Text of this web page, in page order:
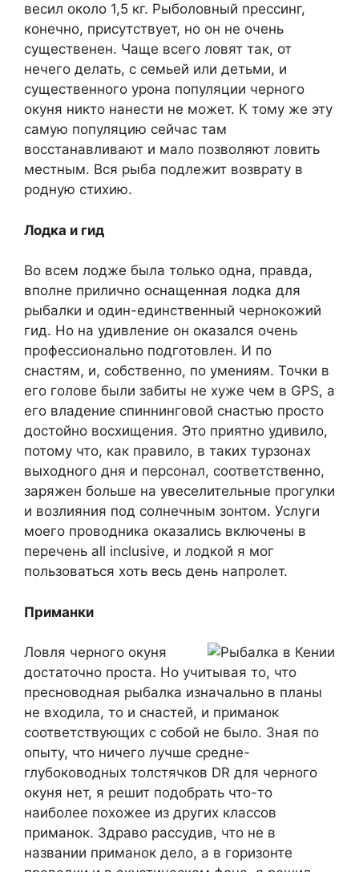
весил около 1,5 кг. Рыболовный прессинг,
конечно, присутствует, но он не очень
существенен. Чаще всего ловят так, от
нечего делать, с семьей или детьми, и
существенного урона популяции черного
окуня никто нанести не может. К тому же эту
самую популяцию сейчас там
восстанавливают и мало позволяют ловить
местным. Вся рыба подлежит возврату в
родную стихию.
Лодка и гид
Во всем лодже была только одна, правда,
вполне прилично оснащенная лодка для
рыбалки и один-единственный чернокожий
гид. Но на удивление он оказался очень
профессионально подготовлен. И по
снастям, и, собственно, по умениям. Точки в
его голове были забиты не хуже чем в GPS, а
его владение спиннинговой снастью просто
достойно восхищения. Это приятно удивило,
потому что, как правило, в таких турзонах
выходного дня и персонал, соответственно,
заряжен больше на увеселительные прогулки
и возлияния под солнечным зонтом. Услуги
моего проводника оказались включены в
перечень all inclusive, и лодкой я мог
пользоваться хоть весь день напролет.
Приманки
Ловля черного окуня
достаточно проста. Но учитывая то, что
пресноводная рыбалка изначально в планы
не входила, то и снастей, и приманок
соответствующих с собой не было. Зная по
опыту, что ничего лучше средне-
глубоководных толстячков DR для черного
окуня нет, я решит подобрать что-то
наиболее похожее из других классов
приманок. Здраво рассудив, что не в
названии приманок дело, а в горизонте